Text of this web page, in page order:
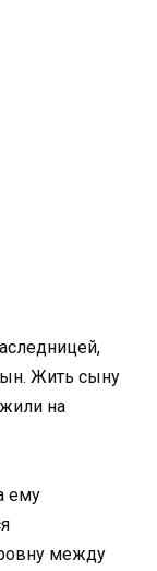
Жить сыну
на
ему
между